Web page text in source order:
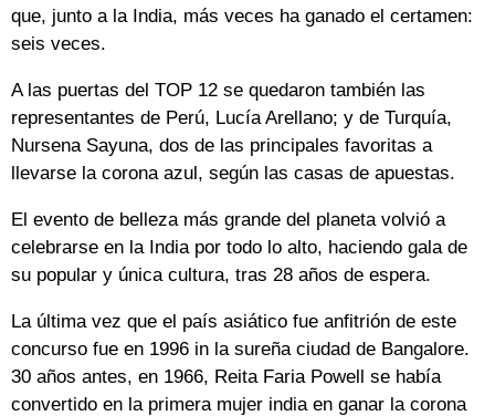
que, junto a la India, más veces ha ganado el certamen:
seis veces.
A las puertas del TOP 12 se quedaron también las
representantes de Perú, Lucía Arellano; y de Turquía,
Nursena Sayuna, dos de las principales favoritas a
llevarse la corona azul, según las casas de apuestas.
El evento de belleza más grande del planeta volvió a
celebrarse en la India por todo lo alto, haciendo gala de
su popular y única cultura, tras 28 años de espera.
La última vez que el país asiático fue anfitrión de este
concurso fue en 1996 in la sureña ciudad de Bangalore.
30 años antes, en 1966, Reita Faria Powell se había
convertido en la primera mujer india en ganar la corona